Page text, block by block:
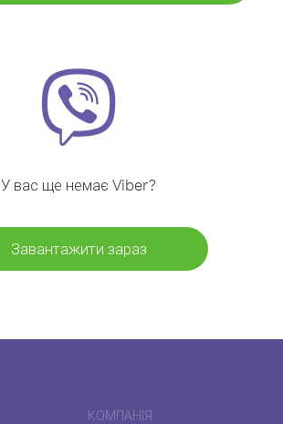
У вас ще немає Viber?
Завантажити зараз
КОМПАНІЯ